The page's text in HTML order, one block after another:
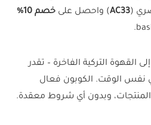
(
AC33
) واحصل على خصم 10%
القهوة التركية الفاخرة – تقدر
نفس الوقت. الكوبون فعال
وبدون أي شروط معقدة.